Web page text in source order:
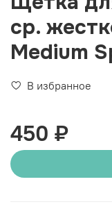
ср.
Medium
В избранное
450 ₽